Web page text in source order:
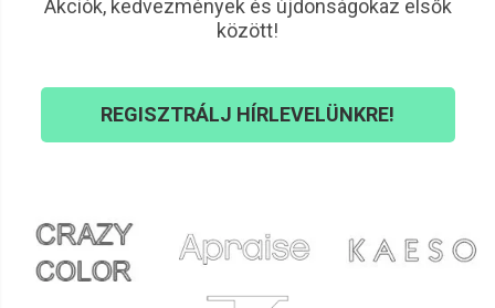
Akciók, kedvezmények és újdonságokaz elsők
között!
REGISZTRÁLJ HÍRLEVELÜNKRE!